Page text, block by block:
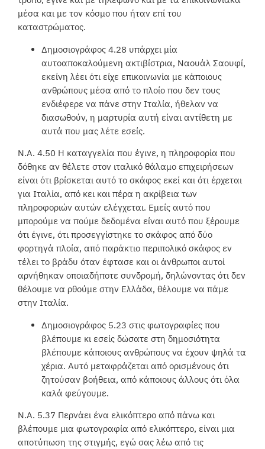
μέσα και με τον κόσμο που ήταν επί του
καταστρώματος.
Δημοσιογράφος 4.28 υπάρχει μία
αυτοαποκαλούμενη ακτιβίστρια, Ναουάλ Σαουφί,
εκείνη λέει ότι είχε επικοινωνία με κάποιους
ανθρώπους μέσα από το πλοίο που δεν τους
ενδιέφερε να πάνε στην Ιταλία, ήθελαν να
διασωθούν, η μαρτυρία αυτή είναι αντίθετη με
αυτά που μας λέτε εσείς.
Ν.Α. 4.50 Η καταγγελία που έγινε, η πληροφορία που
δόθηκε αν θέλετε στον ιταλικό θάλαμο επιχειρήσεων
είναι ότι βρίσκεται αυτό το σκάφος εκεί και ότι έρχεται
για Ιταλία, από κει και πέρα η ακρίβεια των
πληροφοριών αυτών ελέγχεται. Εμείς αυτό που
μπορούμε να πούμε δεδομένα είναι αυτό που ξέρουμε
ότι έγινε, ότι προσεγγίστηκε το σκάφος από δύο
φορτηγά πλοία, από παράκτιο περιπολικό σκάφος εν
τέλει το βράδυ όταν έφτασε και οι άνθρωποι αυτοί
αρνήθηκαν οποιαδήποτε συνδρομή, δηλώνοντας ότι δεν
θέλουμε να ρθούμε στην Ελλάδα, θέλουμε να πάμε
στην Ιταλία.
Δημοσιογράφος 5.23 στις φωτογραφίες που
βλέπουμε κι εσείς δώσατε στη δημοσιότητα
βλέπουμε κάποιους ανθρώπους να έχουν ψηλά τα
χέρια. Αυτό μεταφράζεται από ορισμένους ότι
ζητούσαν βοήθεια, από κάποιους άλλους ότι όλα
καλά φεύγουμε.
Ν.Α. 5.37 Περνάει ένα ελικόπτερο από πάνω και
βλέπουμε μια φωτογραφία από ελικόπτερο, είναι μια
αποτύπωση της στιγμής, εγώ σας λέω από τις